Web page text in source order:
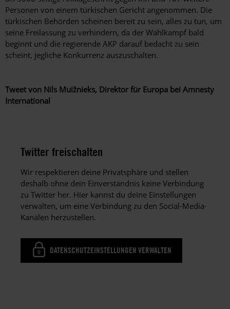
Personen von einem türkischen Gericht angenommen. Die
türkischen Behörden scheinen bereit zu sein, alles zu tun, um
seine Freilassung zu verhindern, da der Wahlkampf bald
beginnt und die regierende AKP darauf bedacht zu sein
scheint, jegliche Konkurrenz auszuschalten.
Tweet von Nils Muižnieks, Direktor für Europa bei Amnesty
International
Twitter freischalten
Wir respektieren deine Privatsphäre und stellen
deshalb ohne dein Einverständnis keine Verbindung
zu Twitter her. Hier kannst du deine Einstellungen
verwalten, um eine Verbindung zu den Social-Media-
Kanälen herzustellen.
DATENSCHUTZEINSTELLUNGEN VERWALTEN